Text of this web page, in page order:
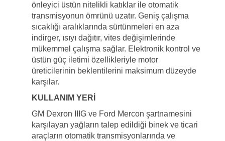
önleyici üstün nitelikli katıklar ile otomatik
transmisyonun ömrünü uzatır. Geniş çalışma
sıcaklığı aralıklarında sürtünmeleri en aza
indirger, ısıyı dağıtır, vites değişimlerinde
mükemmel çalışma sağlar. Elektronik kontrol ve
üstün güç iletimi özellikleriyle motor
üreticilerinin beklentilerini maksimum düzeyde
karşılar.
KULLANIM YERİ
GM Dexron IIIG ve Ford Mercon şartnamesini
karşılayan yağların talep edildiği binek ve ticari
araçların otomatik transmisyonlarında ve